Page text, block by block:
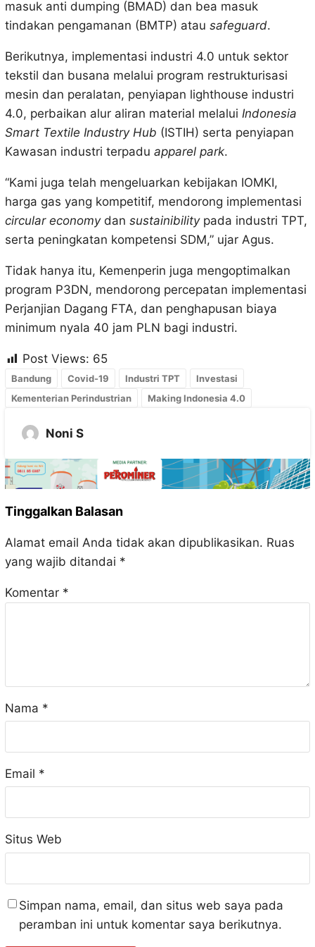
masuk anti dumping (BMAD) dan bea masuk
tindakan pengamanan (BMTP) atau safeguard.
Berikutnya, implementasi industri 4.0 untuk sektor
tekstil dan busana melalui program restrukturisasi
mesin dan peralatan, penyiapan lighthouse industri
4.0, perbaikan alur aliran material melalui Indonesia
Smart Textile Industry Hub (ISTIH) serta penyiapan
Kawasan industri terpadu apparel park.
“Kami juga telah mengeluarkan kebijakan IOMKI,
harga gas yang kompetitif, mendorong implementasi
circular economydan sustainibilitypada industri TPT,
serta peningkatan kompetensi SDM,” ujar Agus.
Tidak hanya itu, Kemenperin juga mengoptimalkan
program P3DN, mendorong percepatan implementasi
Perjanjian Dagang FTA, dan penghapusan biaya
minimum nyala 40 jam PLN bagi industri.
Post Views: 65
Bandung Covid-19 Industri TPT
Investasi
Kementerian Perindustrian
Making Indonesia 4.0
Noni S
Tinggalkan Balasan
Alamat email Anda tidak akan dipublikasikan. Ruas
yang wajib ditandai *
Komentar *
Nama *
Email *
Situs Web
Simpan nama, email, dan situs web saya pada
peramban ini untuk komentar saya berikutnya.